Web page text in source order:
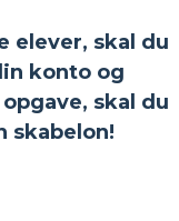
elever, skal du
konto og
skal du
skabelon!